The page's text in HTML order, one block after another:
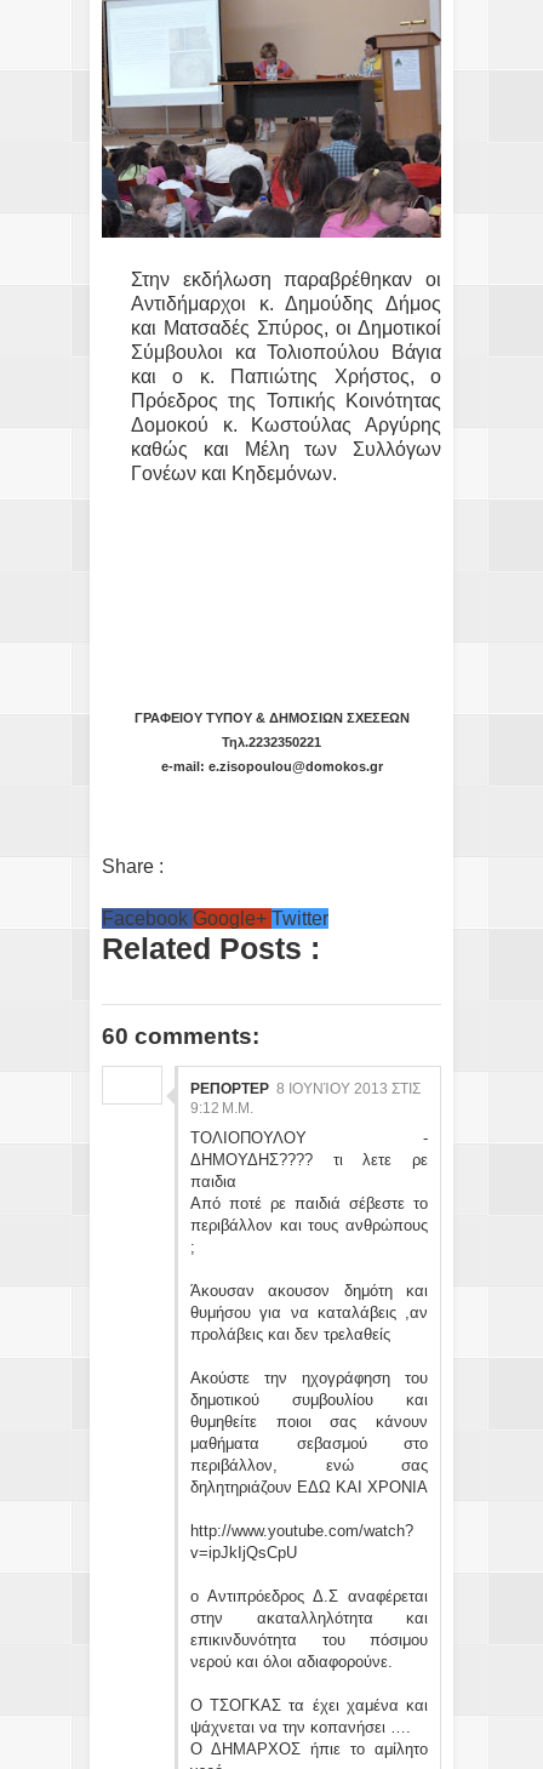
Στην εκδήλωση παραβρέθηκαν οι
Αντιδήμαρχοι κ. Δημούδης Δήμος
και Ματσαδές Σπύρος, οι Δημοτικοί
Σύμβουλοι κα Τολιοπούλου Βάγια
και ο κ. Παπιώτης Χρήστος, ο
Πρόεδρος της Τοπικής Κοινότητας
Δομοκού κ. Κωστούλας Αργύρης
καθώς και Μέλη των Συλλόγων
Γονέων και Κηδεμόνων.
ΓΡΑΦΕΙΟΥ ΤΥΠΟΥ & ΔΗΜΟΣΙΩΝ ΣΧΕΣΕΩΝ
Τηλ.2232350221
e-mail: e.zisopoulou@domokos.gr
Share :
Facebook Google+ Twitter
Related Posts :
60 comments:
ΡΕΠΟΡΤΕΡ 8 ΙΟΥΝΊΟΥ 2013 ΣΤΙΣ
9:12 Μ.Μ.
ΤΟΛΙΟΠΟΥΛΟΥ -
ΔΗΜΟΥΔΗΣ???? τι λετε ρε
παιδια
Από ποτέ ρε παιδιά σέβεστε το
περιβάλλον και τους ανθρώπους
;
Άκουσαν ακουσον δημότη και
θυμήσου για να καταλάβεις ,αν
προλάβεις και δεν τρελαθείς
Ακούστε την ηχογράφηση του
δημοτικού συμβουλίου και
θυμηθείτε ποιοι σας κάνουν
μαθήματα σεβασμού στο
περιβάλλον, ενώ σας
δηλητηριάζουν ΕΔΩ ΚΑΙ ΧΡΟΝΙΑ
http://www.youtube.com/watch?
v=ipJkIjQsCpU
ο Αντιπρόεδρος Δ.Σ αναφέρεται
στην ακαταλληλότητα και
επικινδυνότητα του πόσιμου
νερού και όλοι αδιαφορούνε.
Ο ΤΣΟΓΚΑΣ τα έχει χαμένα και
ψάχνεται να την κοπανήσει ….
Ο ΔΗΜΑΡΧΟΣ ήπιε το αμίλητο